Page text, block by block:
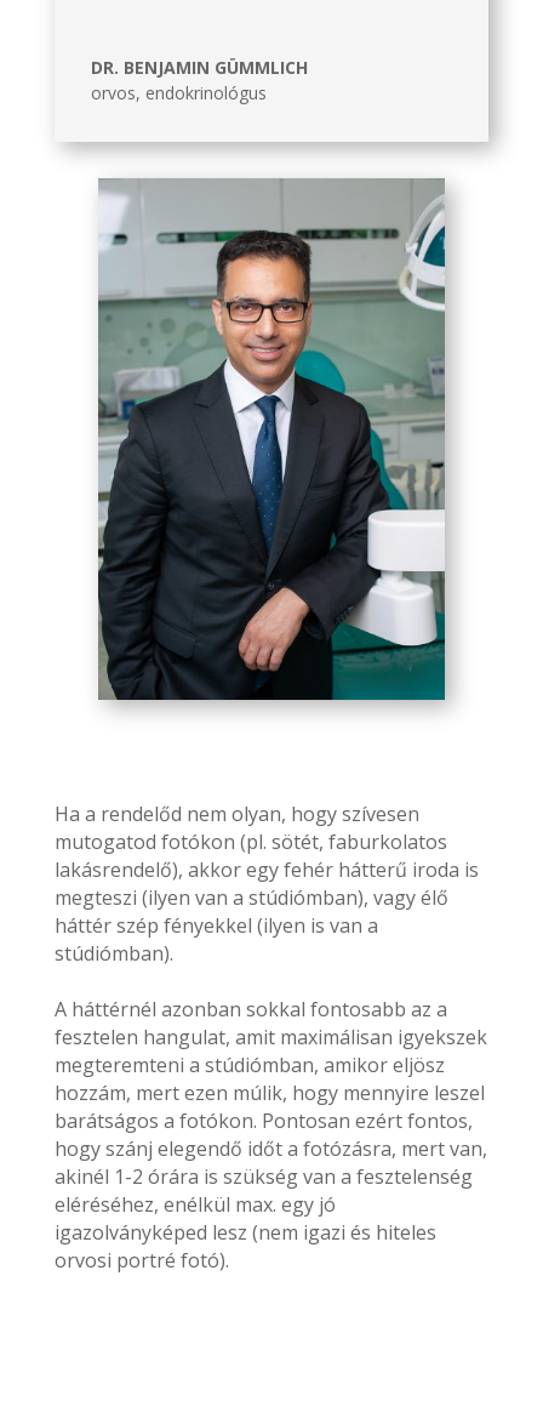
DR. BENJAMIN GÜMMLICH
orvos, endokrinológus
Ha a rendelőd nem olyan, hogy szívesen
mutogatod fotókon (pl. sötét, faburkolatos
lakásrendelő), akkor egy fehér hátterű iroda is
megteszi (ilyen van a stúdiómban), vagy élő
háttér szép fényekkel (ilyen is van a
stúdiómban).
A háttérnél azonban sokkal fontosabb az a
fesztelen hangulat, amit maximálisan igyekszek
megteremteni a stúdiómban, amikor eljösz
hozzám, mert ezen múlik, hogy mennyire leszel
barátságos a fotókon. Pontosan ezért fontos,
hogy szánj elegendő időt a fotózásra, mert van,
akinél 1-2 órára is szükség van a fesztelenség
eléréséhez, enélkül max. egy jó
igazolványképed lesz (nem igazi és hiteles
orvosi portré fotó).